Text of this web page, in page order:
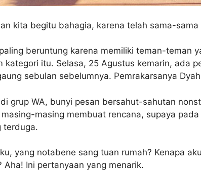
kita begitu bahagia, karena telah sama-
beruntung karena memiliki teman-teman
kategori itu. Selasa, 25 Agustus kemarin, ada
sebulan sebelumnya. Pemrakarsanya
grup WA, bunyi pesan bersahut-sahutan
masing membuat rencana, supaya
terduga.
yang notabene sang tuan rumah? Kenapa
Aha! Ini pertanyaan yang menarik.